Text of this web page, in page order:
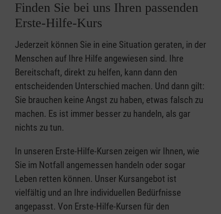
Finden Sie bei uns Ihren passenden
Erste-Hilfe-Kurs
Jederzeit können Sie in eine Situation geraten, in der
Menschen auf Ihre Hilfe angewiesen sind. Ihre
Bereitschaft, direkt zu helfen, kann dann den
entscheidenden Unterschied machen. Und dann gilt:
Sie brauchen keine Angst zu haben, etwas falsch zu
machen. Es ist immer besser zu handeln, als gar
nichts zu tun.
In unseren Erste-Hilfe-Kursen zeigen wir Ihnen, wie
Sie im Notfall angemessen handeln oder sogar
Leben retten können. Unser Kursangebot ist
vielfältig und an Ihre individuellen Bedürfnisse
angepasst. Von Erste-Hilfe-Kursen für den